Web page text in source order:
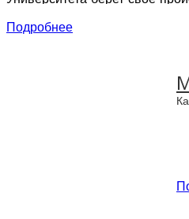
города, всего в нескольких
Подробнее